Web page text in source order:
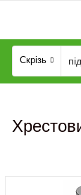
Скрізь